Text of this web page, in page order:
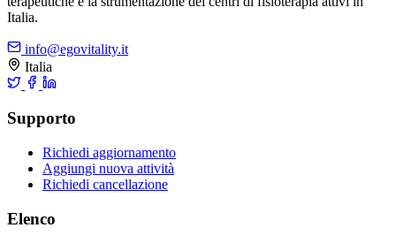
Italia.
info@egovitality.it
Italia
Supporto
Richiedi aggiornamento
Aggiungi nuova attività
Richiedi cancellazione
Elenco